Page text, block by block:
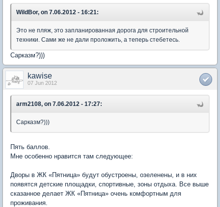
WildBor, on 7.06.2012 - 16:21:
Это не пляж, это запланированная дорога для строительной
техники. Сами же не дали проложить, а теперь стебетесь.
Сарказм?)))
kawise
07 Jun 2012
arm2108, on 7.06.2012 - 17:27:
Сарказм?)))
Пять баллов.
Мне особенно нравится там следующее:
Дворы в ЖК «Пятница» будут обустроены, озеленены, и в них
появятся детские площадки, спортивные, зоны отдыха. Все выше
сказанное делает ЖК «Пятница» очень комфортным для
проживания.